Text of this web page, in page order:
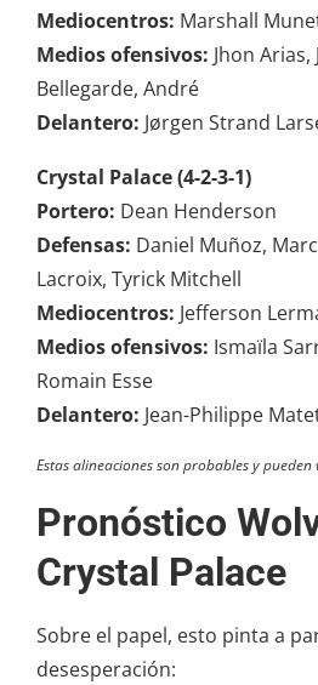
Mediocentros: Marshall
Medios ofensivos: Jhon Arias,
Bellegarde, André
Delantero: Jørgen Strand
Crystal Palace (4-2-3-1)
Portero: Dean Henderson
Defensas: Daniel Muñoz,
Lacroix, Tyrick Mitchell
Mediocentros: Jefferson
Medios ofensivos: Ismaïla
Romain Esse
Delantero: Jean-Philippe
Estas alineaciones son probables y
Pronóstico
Crystal Palace
Sobre el papel, esto pinta a
desesperación: